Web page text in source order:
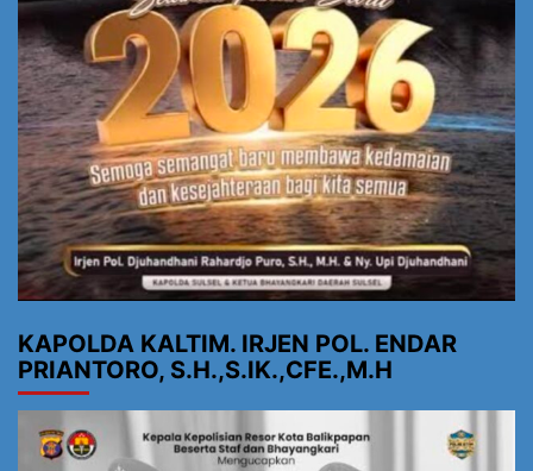
KAPOLDA KALTIM. IRJEN POL. ENDAR
PRIANTORO, S.H.,S.IK.,CFE.,M.H